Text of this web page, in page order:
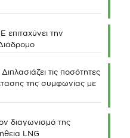
επιταχύνει την
τις ποσότητες
της συμφωνίας με
διαγωνισμό της
LNG